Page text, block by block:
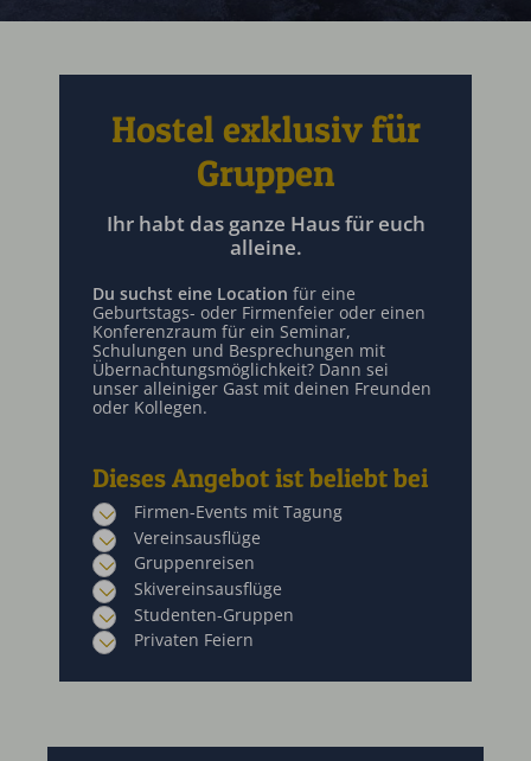
Hostel exklusiv für
Gruppen
Ihr habt das ganze Haus für euch
alleine.
Du suchst eine Location für eine
Geburtstags- oder Firmenfeier oder einen
Konferenzraum für ein Seminar,
Schulungen und Besprechungen mit
Übernachtungsmöglichkeit? Dann sei
unser alleiniger Gast mit deinen Freunden
oder Kollegen.
Dieses Angebot ist beliebt bei
Firmen-Events mit Tagung
Vereinsausflüge
Gruppenreisen
Skivereinsausflüge
Studenten-Gruppen
Privaten Feiern